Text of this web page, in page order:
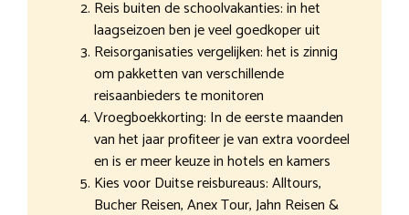
Reis buiten de schoolvakanties: in het
laagseizoen ben je veel goedkoper uit
Reisorganisaties vergelijken: het is zinnig
om pakketten van verschillende
reisaanbieders te monitoren
Vroegboekkorting: In de eerste maanden
van het jaar profiteer je van extra voordeel
en is er meer keuze in hotels en kamers
Kies voor Duitse reisbureaus: Alltours,
Bucher Reisen, Anex Tour, Jahn Reisen &